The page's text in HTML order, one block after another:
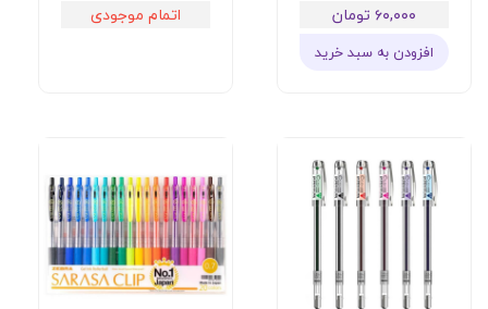
۶۰,۰۰۰ تومان
افزودن به سبد خرید
اتمام موجودی